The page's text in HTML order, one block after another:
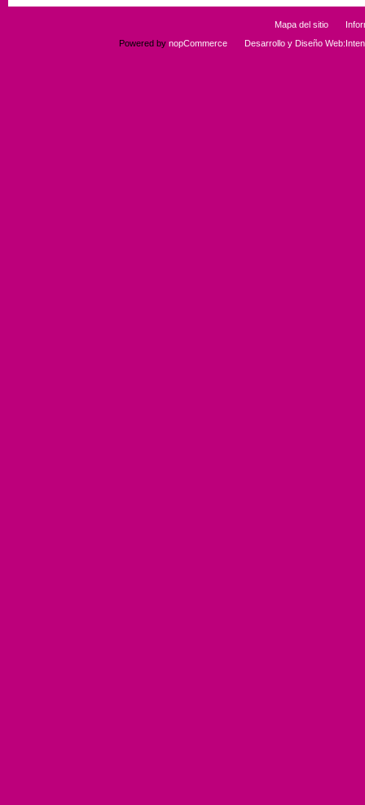
Mapa del sitio
Powered by nopCommerce Desarrollo y Diseño